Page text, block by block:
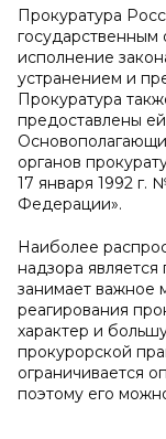
Прокуратура
государственным
исполнение
устранением и
Прокуратура
предоставлены
органов
17 января 1992 г.
Федерации».
Наиболее
надзора
занимает важное
реагирования
характер и
прокурорской
ограничивается
поэтому его